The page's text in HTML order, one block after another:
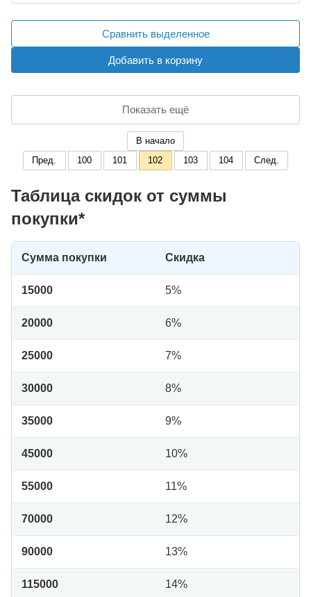
Сравнить выделенное
Добавить в корзину
Показать ещё
В начало
Пред.
100 101 102 103 104 След.
Таблица скидок от суммы
покупки*
Сумма покупки Скидка
15000 5%
20000 6%
25000 7%
30000 8%
35000 9%
45000 10%
55000 11%
70000 12%
90000 13%
115000 14%